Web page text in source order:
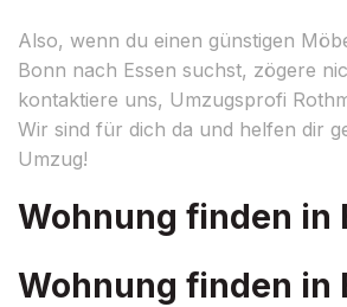
Also, wenn du einen günstigen
Bonn nach Essen suchst, zögere
kontaktiere uns, Umzugsprofi
Wir sind für dich da und helfen dir
Umzug!
Wohnung finden in
Wohnung finden in